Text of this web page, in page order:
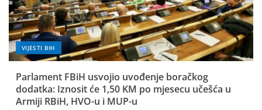
VIJESTI BIH
Parlament FBiH usvojio uvođenje boračkog
dodatka: Iznosit će 1,50 KM po mjesecu učešća u
Armiji RBiH, HVO-u i MUP-u